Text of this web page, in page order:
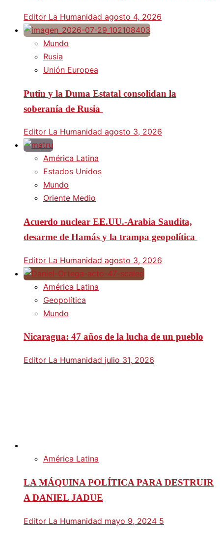
Editor La Humanidad agosto 4, 2026
Mundo
Rusia
Unión Europea
Putin y la Duma Estatal consolidan la
soberanía de Rusia
Editor La Humanidad agosto 3, 2026
América Latina
Estados Unidos
Mundo
Oriente Medio
Acuerdo nuclear EE.UU.-Arabia Saudita,
desarme de Hamás y la trampa geopolítica
Editor La Humanidad agosto 3, 2026
América Latina
Geopolítica
Mundo
Nicaragua: 47 años de la lucha de un pueblo
Editor La Humanidad julio 31, 2026
América Latina
LA MÁQUINA POLÍTICA PARA DESTRUIR
A DANIEL JADUE
Editor La Humanidad mayo 9, 2024 5